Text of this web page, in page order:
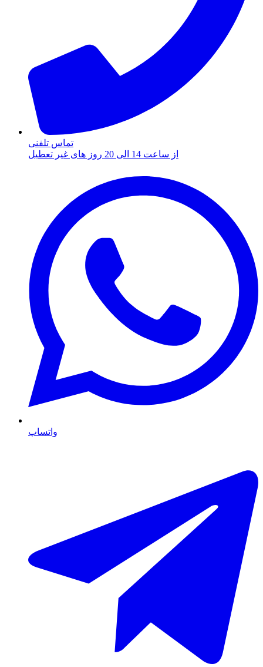
تماس تلفنی
از ساعت 14 الی 20 روز های غیر تعطیل
واتساپ